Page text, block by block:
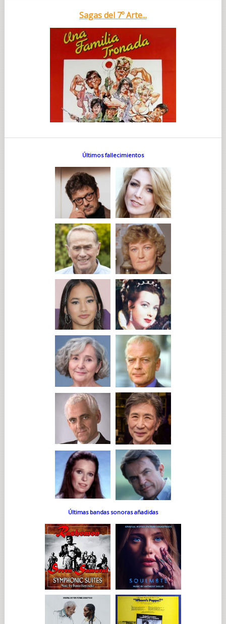
Sagas del 7º Arte...
Últimos fallecimientos
Últimas bandas sonoras añadidas